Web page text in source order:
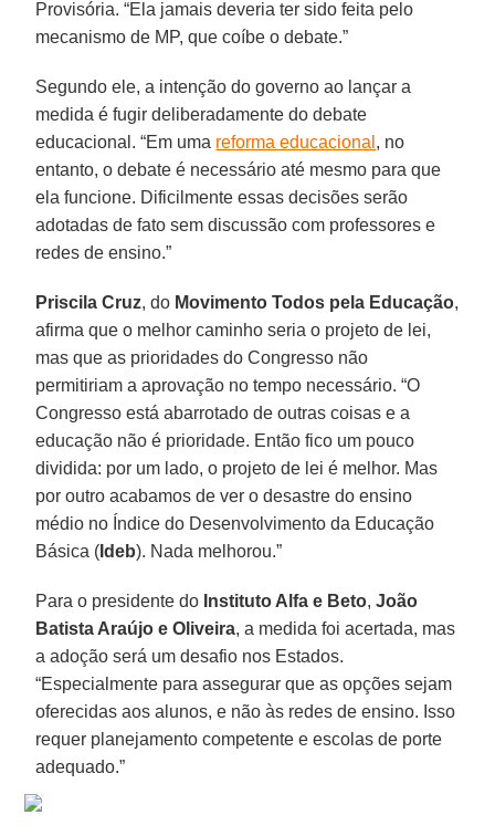
Provisória. “Ela jamais deveria ter sido feita pelo
mecanismo de MP, que coíbe o debate.”
Segundo ele, a intenção do governo ao lançar a
medida é fugir deliberadamente do debate
educacional. “Em uma reforma educacional , no
entanto, o debate é necessário até mesmo para que
ela funcione. Dificilmente essas decisões serão
adotadas de fato sem discussão com professores e
redes de ensino.”
Priscila Cruz, do Movimento Todos pela Educação,
afirma que o melhor caminho seria o projeto de lei,
mas que as prioridades do Congresso não
permitiriam a aprovação no tempo necessário. “O
Congresso está abarrotado de outras coisas e a
educação não é prioridade. Então fico um pouco
dividida: por um lado, o projeto de lei é melhor. Mas
por outro acabamos de ver o desastre do ensino
médio no Índice do Desenvolvimento da Educação
Básica ( Ideb). Nada melhorou.”
Para o presidente do Instituto Alfa e Beto,João
Batista Araújo e Oliveira, a medida foi acertada, mas
a adoção será um desafio nos Estados.
“Especialmente para assegurar que as opções sejam
oferecidas aos alunos, e não às redes de ensino. Isso
requer planejamento competente e escolas de porte
adequado.”